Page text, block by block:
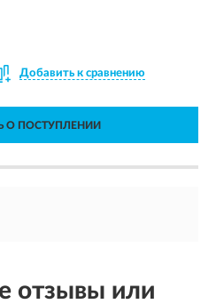
Добавить к сравнению
О ПОСТУПЛЕНИИ
отзывы или